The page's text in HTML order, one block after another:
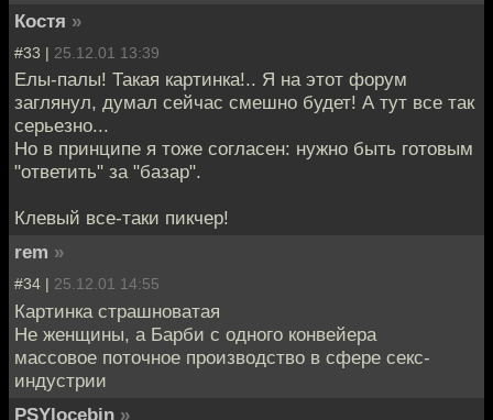
Костя »
#33 | 25.12.01 13:39
Елы-палы! Такая картинка!.. Я на этот форум
заглянул, думал сейчас смешно будет! А тут все так
серьезно...
Но в принципе я тоже согласен: нужно быть готовым
"ответить" за "базар".
Клевый все-таки пикчер!
rem »
#34 | 25.12.01 14:55
Картинка страшноватая
Не женщины, а Барби с одного конвейера
массовое поточное производство в сфере секс-
индустрии
PSYlocebin »